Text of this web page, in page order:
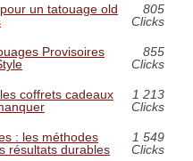
un tatouage old
805
Clicks
Provisoires
855
Clicks
coffrets cadeaux
1 213
Clicks
: les méthodes
résultats durables
1 549
Clicks